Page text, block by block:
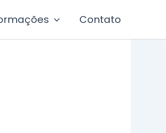
Contato